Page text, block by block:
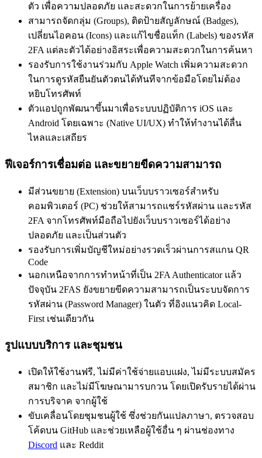
ตัว เพื่อความปลอดภัย และสะดวกในการย้ายเครื่อง
สามารถจัดกลุ่ม (Groups), ติดป้ายสัญลักษณ์ (Badges),
เปลี่ยนไอคอน (Icons) และแก้ไขชื่อแท็ก (Labels) ของรหัส
2FA แต่ละตัวได้อย่างอิสระเพื่อความสะดวกในการค้นหา
รองรับการใช้งานร่วมกับ Apple Watch เพิ่มความสะดวก
ในการดูรหัสยืนยันตัวตนได้ทันทีจากข้อมือโดยไม่ต้อง
หยิบโทรศัพท์
ตัวแอปถูกพัฒนาขึ้นมาเพื่อระบบปฏิบัติการ iOS และ
Android โดยเฉพาะ (Native UI/UX) ทำให้ทำงานได้ลื่น
ไหลและเสถียร
ฟีเจอร์การเชื่อมต่อ และขยายขีดความสามารถ
มีส่วนขยาย (Extension) บนเว็บบราวเซอร์สำหรับ
คอมพิวเตอร์ (PC) ช่วยให้สามารถแชร์รหัสผ่าน และรหัส
2FA จากโทรศัพท์มือถือไปยังเว็บบราวเซอร์ได้อย่าง
ปลอดภัย และเป็นส่วนตัว
รองรับการเพิ่มบัญชีใหม่อย่างรวดเร็วผ่านการสแกน QR
Code
นอกเหนือจากการทำหน้าที่เป็น 2FA Authenticator แล้ว
ปัจจุบัน 2FAS ยังขยายขีดความสามารถเป็นระบบจัดการ
รหัสผ่าน (Password Manager) ในตัว ที่อิงแนวคิด Local-
First เช่นเดียวกัน
รูปแบบบริการ และชุมชน
เปิดให้ใช้งานฟรี, ไม่มีค่าใช้จ่ายแอบแฝง, ไม่มีระบบสมัคร
สมาชิก และไม่มีโฆษณามารบกวน โดยเปิดรับรายได้ผ่าน
การบริจาค จากผู้ใช้
ขับเคลื่อนโดยชุมชนผู้ใช้ ซึ่งช่วยกันแปลภาษา, ตรวจสอบ
โค้ดบน GitHub และช่วยเหลือผู้ใช้อื่น ๆ ผ่านช่องทาง
Discord และ Reddit